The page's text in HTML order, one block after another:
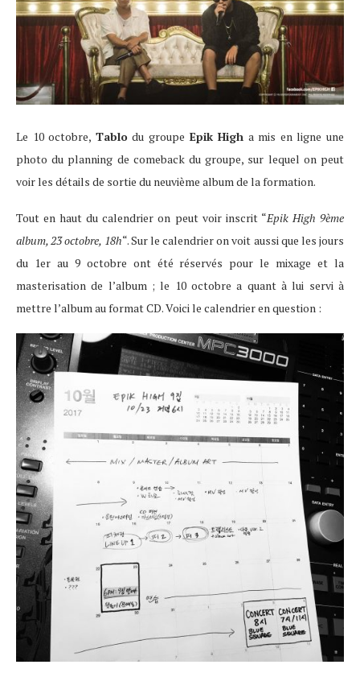
Le 10 octobre, Tablodu groupe Epik High a mis en ligne une
photo du planning de comeback du groupe, sur lequel on peut
voir les détails de sortie du neuvième album de la formation.
Tout en haut du calendrier on peut voir inscrit “Epik High 9ème
album, 23 octobre, 18h“. Sur le calendrier on voit aussi que les jours
du 1er au 9 octobre ont été réservés pour le mixage et la
masterisation de l’album ; le 10 octobre a quant à lui servi à
mettre l’album au format CD. Voici le calendrier en question :